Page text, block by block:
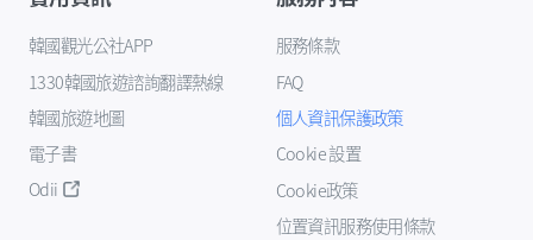
韓國觀光公社APP
1330韓國旅遊諮詢翻譯熱線
韓國旅遊地圖
電子書
Odii
服務條款
FAQ
個人資訊保護政策
Cookie 設置
Cookie政策
位置資訊服務使用條款